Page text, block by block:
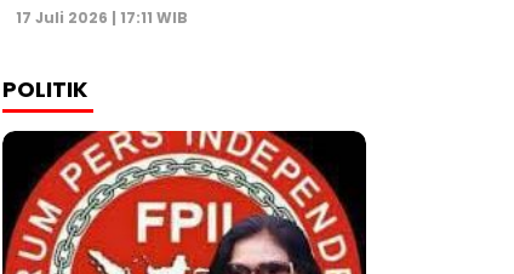
17 Juli 2026 | 17:11 WIB
POLITIK